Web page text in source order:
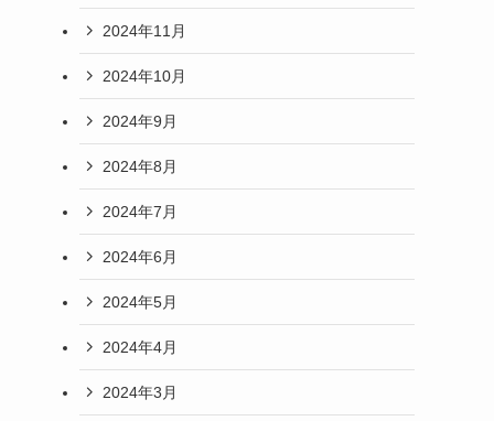
2024年11月
2024年10月
2024年9月
2024年8月
2024年7月
2024年6月
2024年5月
2024年4月
2024年3月